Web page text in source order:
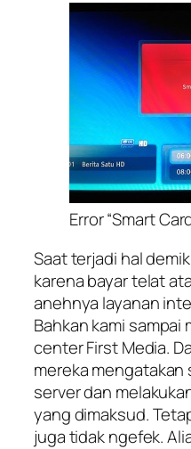
Error “Smart
Saat terjadi hal
karena bayar telat
anehnya layanan
Bahkan kami
center First Media.
mereka
server dan
yang dimaksud.
juga tidak ngefek.